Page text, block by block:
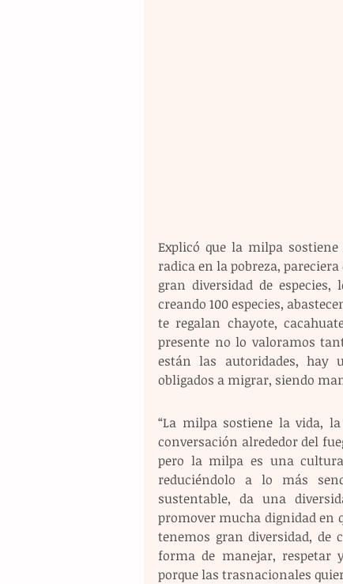
Explicó que la milpa
radica en la pobreza,
gran diversidad de
creando 100 especies,
te regalan chayote,
presente no lo valoramos
están las autoridades, hay
obligados a migrar, siendo
“La milpa sostiene la vida,
conversación alrededor del
pero la milpa es una
reduciéndolo a lo más
sustentable, da una
promover mucha dignidad en
tenemos gran diversidad, de
forma de manejar, respetar
porque las trasnacionales